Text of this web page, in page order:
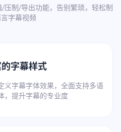
制/导出功能，告别繁琐，轻松制
字幕视频
字幕样式
义字幕字体效果，全面支持多语
，提升字幕的专业度